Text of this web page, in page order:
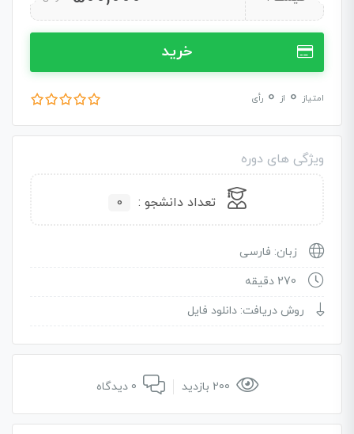
خرید
امتیاز 0 از 0 رأی
ویژگی های دوره
تعداد دانشجو : 0
زبان: فارسی
270 دقیقه
روش دریافت: دانلود فایل